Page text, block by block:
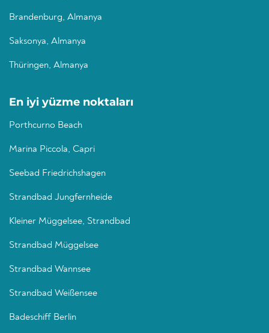
Brandenburg, Almanya
Saksonya, Almanya
Thüringen, Almanya
En iyi yüzme noktaları
Porthcurno Beach
Marina Piccola, Capri
Seebad Friedrichshagen
Strandbad Jungfernheide
Kleiner Müggelsee, Strandbad
Strandbad Müggelsee
Strandbad Wannsee
Strandbad Weißensee
Badeschiff Berlin